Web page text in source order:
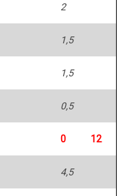
2
1,5
1,5
0,5
0 12
4,5